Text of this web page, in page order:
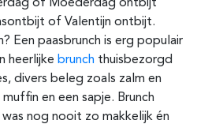
of Moederdag ontbijt
of Valentijn ontbijt.
Een paasbrunch is erg populair
heerlijke brunch thuisbezorgd
divers beleg zoals zalm en
en een sapje. Brunch
was nog nooit zo makkelijk én